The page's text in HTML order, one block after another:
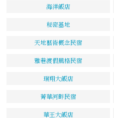
海洋飯店
秘密基地
天地藝術概念民宿
雅巷渡假風格民宿
瑞翔大飯店
菁華河畔民宿
華王大飯店